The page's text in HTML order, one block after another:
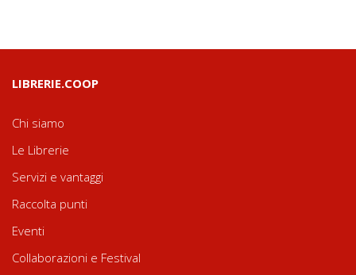
LIBRERIE.COOP
Chi siamo
Le Librerie
Servizi e vantaggi
Raccolta punti
Eventi
Collaborazioni e Festival